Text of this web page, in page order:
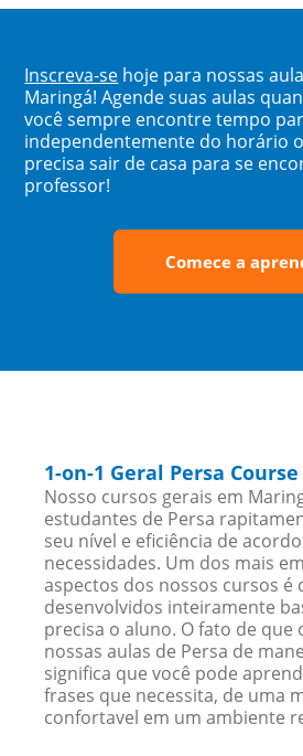
Inscreva-se hoje para nossas
Maringá! Agende suas aulas
você sempre encontre tempo
independentemente do horário
precisa sair de casa para se
professor!
Comece a
1-on-1 Geral Persa
Nosso cursos gerais em
estudantes de Persa
seu nível e eficiência de
necessidades. Um dos mais
aspectos dos nossos cursos é
desenvolvidos inteiramente
precisa o aluno. O fato de que
nossas aulas de Persa de
significa que você pode
frases que necessita, de uma
confortavel em um ambiente